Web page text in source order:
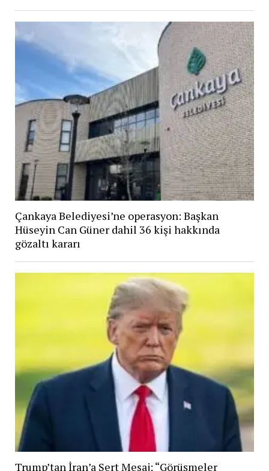
Çankaya Belediyesi’ne operasyon: Başkan
Hüseyin Can Güner dahil 36 kişi hakkında
gözaltı kararı
Trump’tan İran’a Sert Mesaj: “Görüşmeler